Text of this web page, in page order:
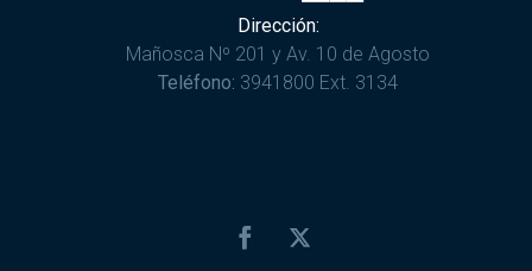
Dirección:
Mañosca Nº 201 y Av. 10 de Agosto
Teléfono: 3941800 Ext. 3134